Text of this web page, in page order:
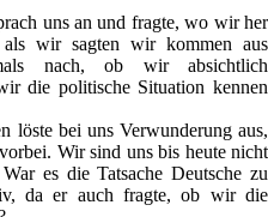
uns an und fragte, wo wir her
wir sagten wir kommen aus
nach, ob wir absichtlich
die politische Situation kennen
löste bei uns Verwunderung aus,
Wir sind uns bis heute nicht
es die Tatsache Deutsche zu
da er auch fragte, ob wir die